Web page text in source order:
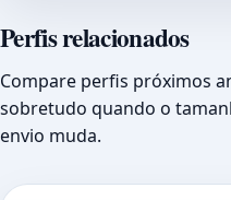
Perfis relacionados
Compare perfis próximos
sobretudo quando o
envio muda.